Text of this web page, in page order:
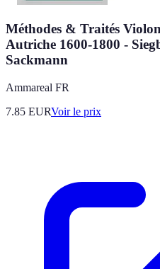
Méthodes & Traités
Autriche 1600-1800 -
Sackmann
Ammareal FR
7.85 EURVoir le prix